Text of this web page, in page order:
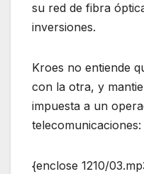
su red de fibra
inversiones.
Kroes no entiende
con la otra, y
impuesta a un
{enclose 1210/